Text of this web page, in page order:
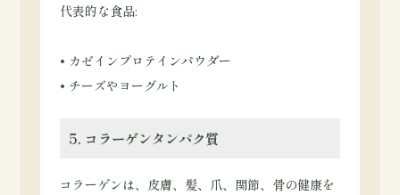
代表的な食品:
• カゼインプロテインパウダー
• チーズやヨーグルト
5. コラーゲンタンパク質
コラーゲンは、皮膚、髪、爪、関節、骨の健康を